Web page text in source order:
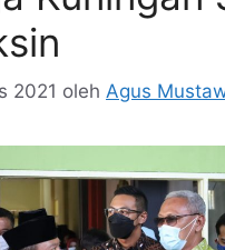
2021 oleh Agus